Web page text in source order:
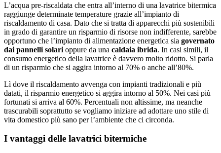
L’acqua pre-riscaldata che entra all’interno di una lavatrice bitermica
raggiunge determinate temperature grazie all’impianto di
riscaldamento di casa. Dato che si tratta di apparecchi più sostenibili
in grado di garantire un risparmio di risorse non indifferente, sarebbe
opportuno che l’impianto di alimentazione energetica sia governato
dai pannelli solari oppure da una caldaia ibrida. In casi simili, il
consumo energetico della lavatrice è davvero molto ridotto. Si parla
di un risparmio che si aggira intorno al 70% o anche all’80%.
Lì dove il riscaldamento avvenga con impianti tradizionali e più
datati, il risparmio energetico si aggira intorno al 50%. Nei casi più
fortunati si arriva al 60%. Percentuali non altissime, ma neanche
trascurabili soprattutto se vogliamo iniziare ad adottare uno stile di
vita domestico più sano per l’ambiente che ci circonda.
I vantaggi delle lavatrici bitermiche